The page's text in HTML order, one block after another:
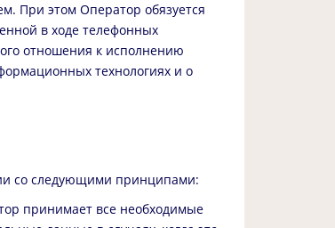
При этом Оператор обязуется
в ходе телефонных
отношения к исполнению
технологиях и о
со следующими принципами:
принимает все необходимые